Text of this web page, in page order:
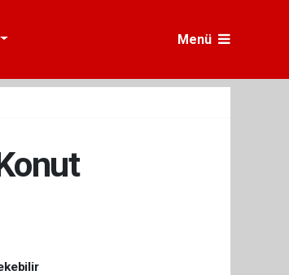
Menü